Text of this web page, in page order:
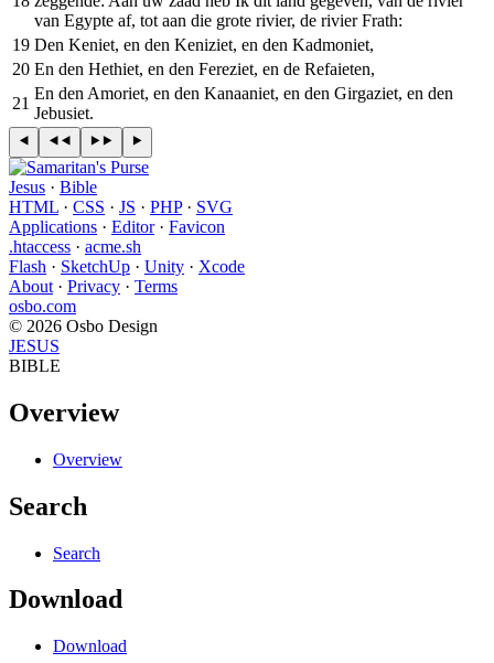
van Egypte af, tot aan die grote rivier, de rivier Frath:
19 Den Keniet, en den Keniziet, en den Kadmoniet,
20 En den Hethiet, en den Fereziet, en de Refaieten,
21
En den Amoriet, en den Kanaaniet, en den Girgaziet, en den
Jebusiet.
Jesus · Bible
HTML · CSS · JS · PHP· SVG
Applications · Editor· Favicon
.htaccess · acme.sh
Flash · SketchUp · Unity · Xcode
About · Privacy · Terms
osbo.com
© 2026 Osbo Design
JESUS
BIBLE
Overview
Overview
Search
Search
Download
Download